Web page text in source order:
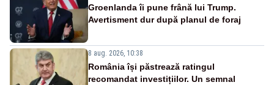
Groenlanda îi pune frână lui Trump.
Avertisment dur după planul de foraj
8 aug. 2026, 10:38
România își păstrează ratingul
recomandat investițiilor. Un semnal